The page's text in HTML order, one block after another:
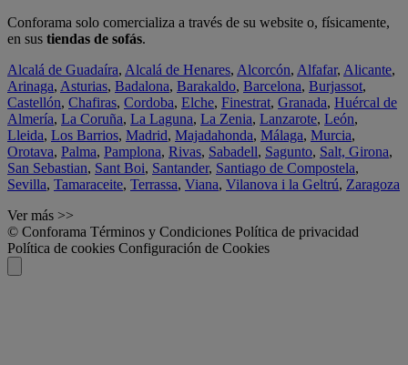
Conforama solo comercializa a través de su website o, físicamente,
en sus tiendas de sofás.
Alcalá de Guadaíra, Alcalá de Henares, Alcorcón, Alfafar, Alicante,
Arinaga, Asturias, Badalona, Barakaldo, Barcelona, Burjassot,
Castellón, Chafiras, Cordoba, Elche, Finestrat, Granada, Huércal de
Almería, La Coruña, La Laguna, La Zenia, Lanzarote, León,
Lleida, Los Barrios, Madrid, Majadahonda, Málaga, Murcia,
Orotava, Palma, Pamplona, Rivas, Sabadell, Sagunto, Salt, Girona,
San Sebastian, Sant Boi, Santander, Santiago de Compostela,
Sevilla, Tamaraceite, Terrassa, Viana, Vilanova i la Geltrú, Zaragoza
Ver más >>
© Conforama Términos y Condiciones Política de privacidad
Política de cookies Configuración de Cookies